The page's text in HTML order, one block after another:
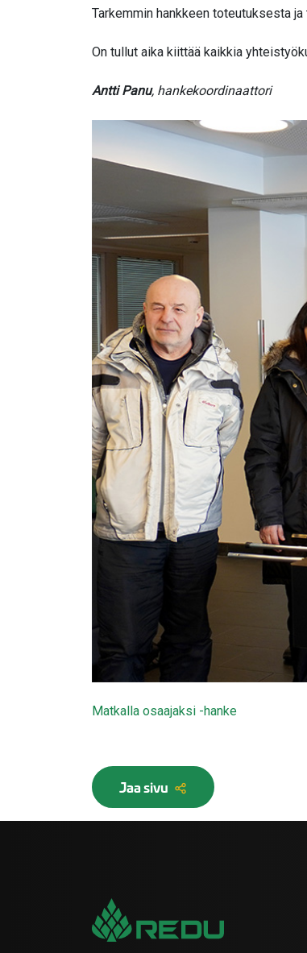
Tarkemmin hankkeen toteutuksesta
On tullut aika kiittää kaikkia
Antti Panu, hankekoordinaattori
Matkalla osaajaksi -hanke
Jaa sivu